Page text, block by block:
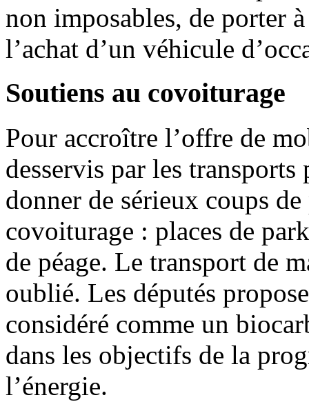
non imposables, de porter
l’achat d’un véhicule
Soutiens au covoiturage
Pour accroître l’offre de
desservis par les
donner de sérieux coups
covoiturage : places de
de péage. Le transport de
oublié. Les députés
considéré comme un
dans les objectifs de la
l’énergie.